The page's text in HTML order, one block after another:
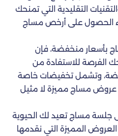
التقليدية التي تمنحك
الحصول على أرخص مساج
بأسعار منخفضة، فإن
الفرصة للاستفادة من
وتشمل تخفيضات خاصة
عروض مساج مميزة لا مثيل
مساج تعيد لك الحيوية
المميزة التي نقدمها